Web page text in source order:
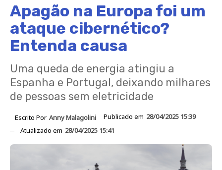
Apagão na Europa foi um
ataque cibernético?
Entenda causa
Uma queda de energia atingiu a
Espanha e Portugal, deixando milhares
de pessoas sem eletricidade
Escrito Por Anny Malagolini Publicado em 28/04/2025 15:39
Atualizado em 28/04/2025 15:41